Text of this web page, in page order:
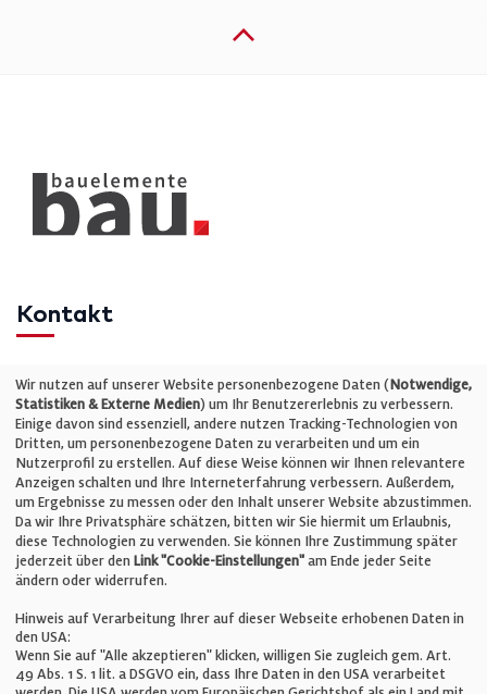
Kontakt
Telefon: +49 (0)711 2585563-0
E-Mail:info@bauelemente-bau.eu
Unternehmen
Impressum
Cookie-Einstellungen
Wir nutzen auf unserer Website personenbezogene Daten (Notwendige,
Statistiken & Externe Medien) um Ihr Benutzererlebnis zu verbessern.
Einige davon sind essenziell, andere nutzen Tracking-Technologien von
Dritten, um personenbezogene Daten zu verarbeiten und um ein
Nutzerprofil zu erstellen. Auf diese Weise können wir Ihnen relevantere
Anzeigen schalten und Ihre Interneterfahrung verbessern. Außerdem,
um Ergebnisse zu messen oder den Inhalt unserer Website abzustimmen.
Da wir Ihre Privatsphäre schätzen, bitten wir Sie hiermit um Erlaubnis,
diese Technologien zu verwenden. Sie können Ihre Zustimmung später
jederzeit über den Link "Cookie-Einstellungen" am Ende jeder Seite
ändern oder widerrufen.
Hinweis auf Verarbeitung Ihrer auf dieser Webseite erhobenen Daten in
den USA:
Wenn Sie auf "Alle akzeptieren" klicken, willigen Sie zugleich gem. Art.
49 Abs. 1 S. 1 lit. a DSGVO ein, dass Ihre Daten in den USA verarbeitet